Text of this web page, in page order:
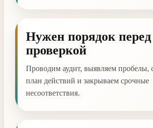
Нужен порядок перед
проверкой
Проводим аудит, выявляем пробелы,
план действий и закрываем срочные
несоответствия.